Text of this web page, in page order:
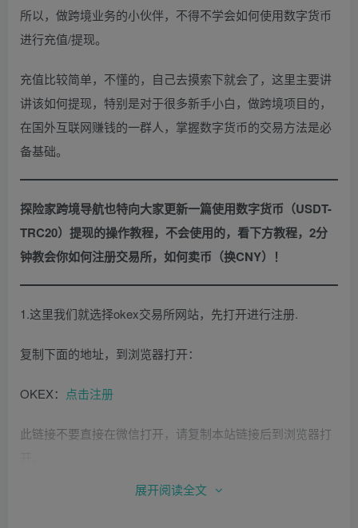
所以，做跨境业务的小伙伴，不得不学会如何使用数字货币
进行充值/提现。
充值比较简单，不懂的，自己去摸索下就会了，这里主要讲
讲该如何提现，特别是对于很多新手小白，做跨境项目的，
在国外互联网赚钱的一群人，掌握数字货币的交易方法是必
备基础。
探险家跨境导航也特向大家更新一篇使用数字货币（USDT-
TRC20）提现的操作教程，不会使用的，看下方教程，2分
钟教会你如何注册交易所，如何卖币（换CNY）！
1.这里我们就选择okex交易所网站，先打开进行注册.
复制下面的地址，到浏览器打开：
OKEX： 点击注册
此链接不要直接在微信打开，请复制本站链接后到浏览器打
链接如果打不开，可以来找我。
展开阅读全文